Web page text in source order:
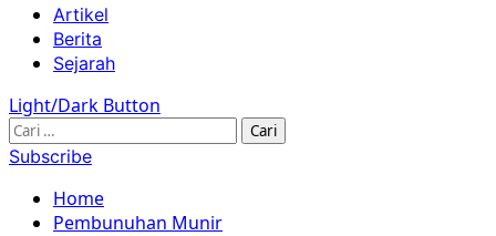
Primary
Menu
Artikel
Berita
Sejarah
Light/Dark Button
Cari
untuk:
Subscribe
Home
Pembunuhan Munir